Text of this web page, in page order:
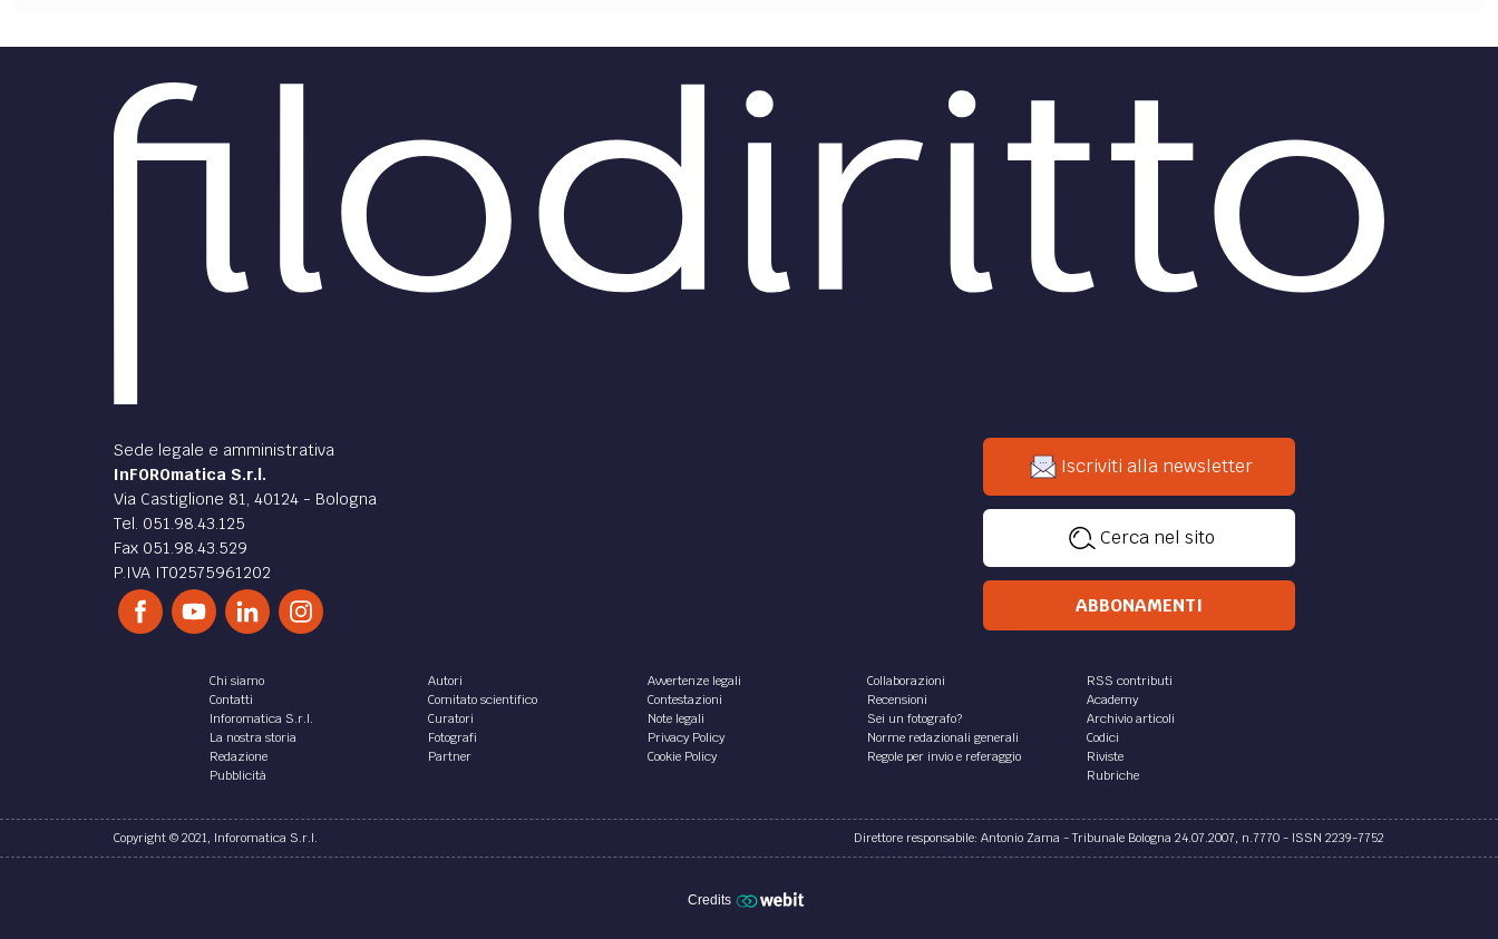
Sede legale e amministrativa
InFOROmatica S.r.l.
Via Castiglione 81, 40124 - Bologna
Tel. 051.98.43.125
Fax 051.98.43.529
P.IVA IT02575961202
Iscriviti alla newsletter
Cerca nel sito
ABBONAMENTI
Chi siamo
Contatti
Inforomatica S.r.l.
La nostra storia
Redazione
Pubblicità
Autori
Comitato scientifico
Curatori
Fotografi
Partner
Avvertenze legali
Contestazioni
Note legali
Privacy Policy
Cookie Policy
Collaborazioni
Recensioni
Sei un fotografo?
Norme redazionali generali
Regole per invio e referaggio
RSS contributi
Academy
Archivio articoli
Codici
Riviste
Rubriche
Copyright © 2021, Inforomatica S.r.l. Direttore responsabile: Antonio Zama - Tribunale Bologna 24.07.2007, n.7770 - ISSN 2239-7752
Credits